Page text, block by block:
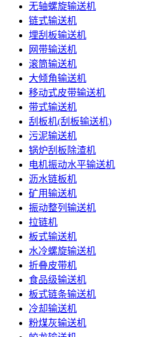
无轴螺旋输送机
链式输送机
埋刮板输送机
网带输送机
滚筒输送机
大倾角输送机
移动式皮带输送机
带式输送机
刮板机(刮板输送机)
污泥输送机
锅炉刮板除渣机
电机振动水平输送机
沥水链板机
矿用输送机
振动整列输送机
拉链机
板式输送机
水冷螺旋输送机
折叠皮带机
食品级输送机
板式链条输送机
冷却输送机
粉煤灰输送机